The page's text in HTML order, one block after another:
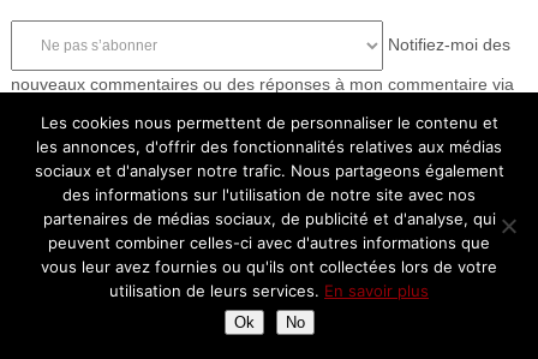
Notifiez-moi des
nouveaux commentaires ou des réponses à mon commentaire via
e-mail. Vous pouvez aussi
vous abonner sans commenter.
Les cookies nous permettent de personnaliser le contenu et
les annonces, d'offrir des fonctionnalités relatives aux médias
sociaux et d'analyser notre trafic. Nous partageons également
des informations sur l'utilisation de notre site avec nos
partenaires de médias sociaux, de publicité et d'analyse, qui
peuvent combiner celles-ci avec d'autres informations que
vous leur avez fournies ou qu'ils ont collectées lors de votre
utilisation de leurs services. En savoir plus
Ok No